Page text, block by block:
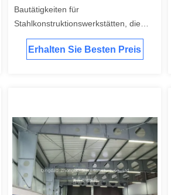
Bautätigkeiten für
Stahlkonstruktionswerkstätten, die
vorgefertigte Stahlkonstruktionen für
eine dauerhafte und industrielle
Erhalten Sie Besten Preis